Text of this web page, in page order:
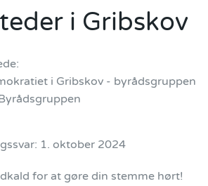
i Gribskov
1. oktober 2024
for at gøre din stemme hørt!